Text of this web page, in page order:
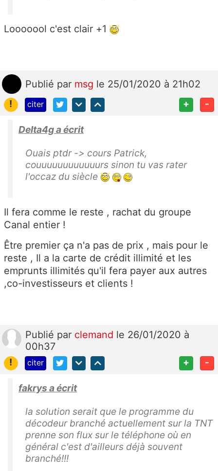
Looooool c'est clair +1
Publié par msg le 25/01/2020 à 21h02
!
citer + -
Delta4g a écrit
Ouais ptdr -> cours Patrick,
couuuuuuuuuuuurs sinon tu vas rater
l'occaz du siècle
Il fera comme le reste , rachat du groupe
Canal entier !
Être premier ça n'a pas de prix , mais pour le
reste , Il a la carte de crédit illimité et les
emprunts illimités qu'il fera payer aux autres
,co-investisseurs et clients !
Publié par clemand le 26/01/2020 à
00h37
!
citer + -
fakrys a écrit
la solution serait que le programme du
décodeur branché actuellement sur la TNT
prenne son flux sur le téléphone où en
général c'est d'ailleurs déjà souvent
branché!!!